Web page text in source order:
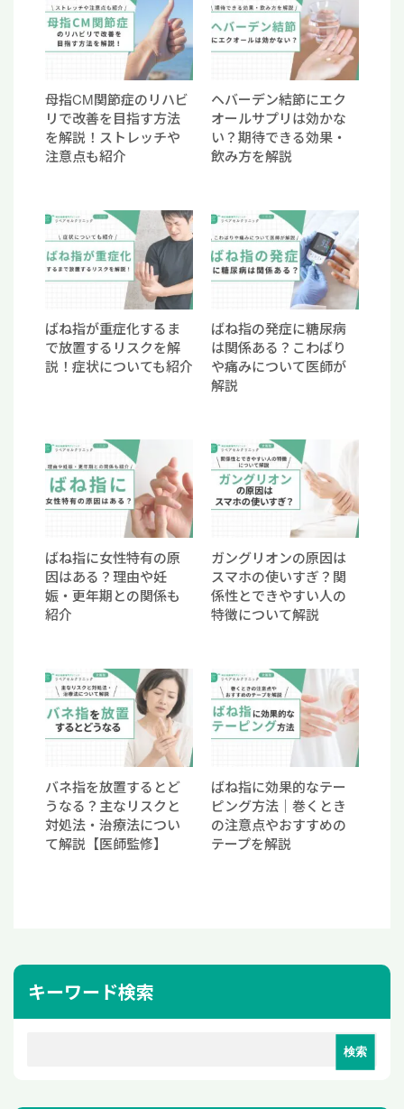
母指CM関節症のリハビ
リで改善を目指す方法
を解説！ストレッチや
注意点も紹介
ヘバーデン結節にエク
オールサプリは効かな
い？期待できる効果・
飲み方を解説
ばね指が重症化するま
で放置するリスクを解
説！症状についても紹介
ばね指の発症に糖尿病
は関係ある？こわばり
や痛みについて医師が
解説
ばね指に女性特有の原
因はある？理由や妊
娠・更年期との関係も
紹介
ガングリオンの原因は
スマホの使いすぎ？関
係性とできやすい人の
特徴について解説
バネ指を放置するとど
うなる？主なリスクと
対処法・治療法につい
て解説【医師監修】
ばね指に効果的なテー
ピング方法｜巻くとき
の注意点やおすすめの
テープを解説
キーワード検索